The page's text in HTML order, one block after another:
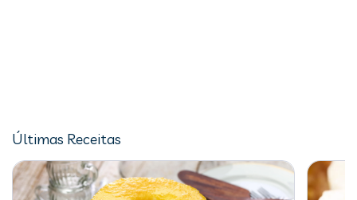
Últimas Receitas